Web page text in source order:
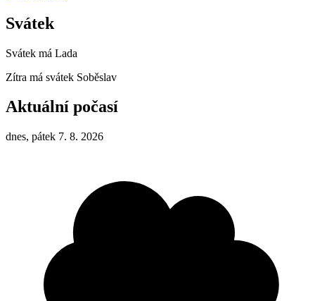
Svátek
Svátek má Lada
Zítra má svátek Soběslav
Aktuální počasí
dnes, pátek 7. 8. 2026